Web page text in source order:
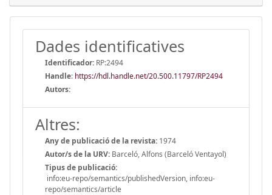
Dades identificatives
Identificador: RP:2494
Handle: https://hdl.handle.net/20.500.11797/RP2494
Autors:
Altres:
Any de publicació de la revista: 1974
Autor/s de la URV: Barceló, Alfons (Barceló Ventayol)
Tipus de publicació:
info:eu-repo/semantics/publishedVersion, info:eu-
repo/semantics/article